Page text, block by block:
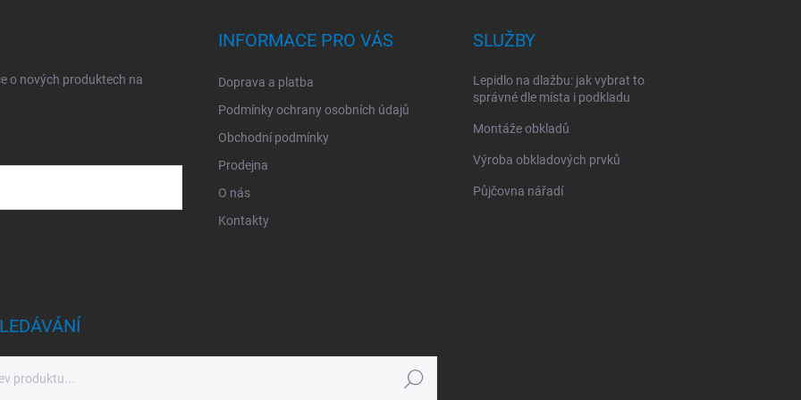
o nových produktech na
INFORMACE PRO VÁS
Doprava a platba
Podmínky ochrany osobních údajů
Obchodní podmínky
Prodejna
O nás
Kontakty
SLUŽBY
Lepidlo na dlažbu: jak vybrat to
správné dle místa i podkladu
Montáže obkladů
Výroba obkladových prvků
Půjčovna nářadí
Hledat